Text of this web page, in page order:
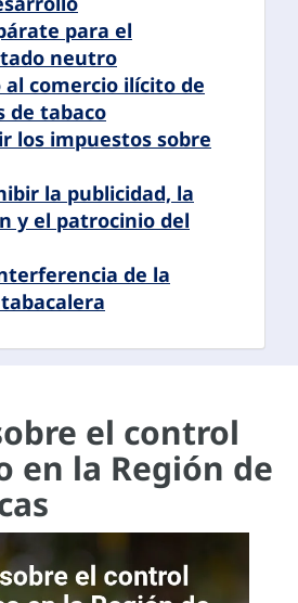
para el
neutro
al comercio ilícito de
de tabaco
los impuestos sobre
la publicidad, la
y el patrocinio del
de la
el control
en la Región de